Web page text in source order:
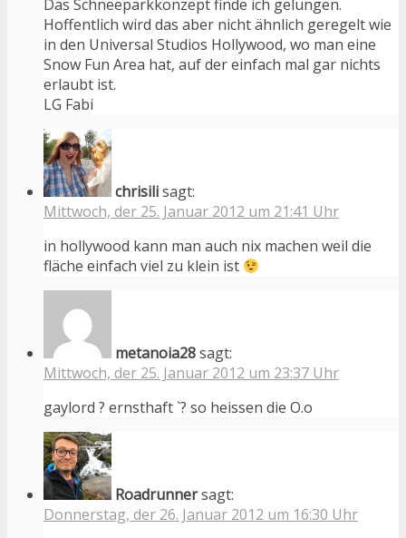
Das Schneeparkkonzept finde ich gelungen.
Hoffentlich wird das aber nicht ähnlich geregelt wie
in den Universal Studios Hollywood, wo man eine
Snow Fun Area hat, auf der einfach mal gar nichts
erlaubt ist.
LG Fabi
chrisilisagt:
Mittwoch, der 25. Januar 2012 um 21:41 Uhr
in hollywood kann man auch nix machen weil die
fläche einfach viel zu klein ist
metanoia28sagt:
Mittwoch, der 25. Januar 2012 um 23:37 Uhr
gaylord ? ernsthaft `? so heissen die O.o
Roadrunnersagt:
Donnerstag, der 26. Januar 2012 um 16:30 Uhr